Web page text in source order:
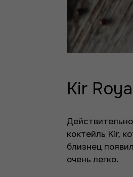
Kir
коктейль Kir,
близнец
очень легко.